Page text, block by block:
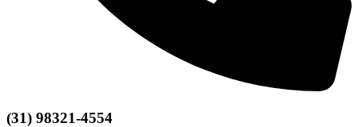
(31) 98321-4554